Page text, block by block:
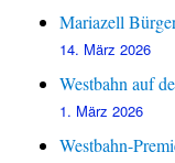
Mariazell
14. März 2026
Westbahn auf
1. März 2026
Westbahn-